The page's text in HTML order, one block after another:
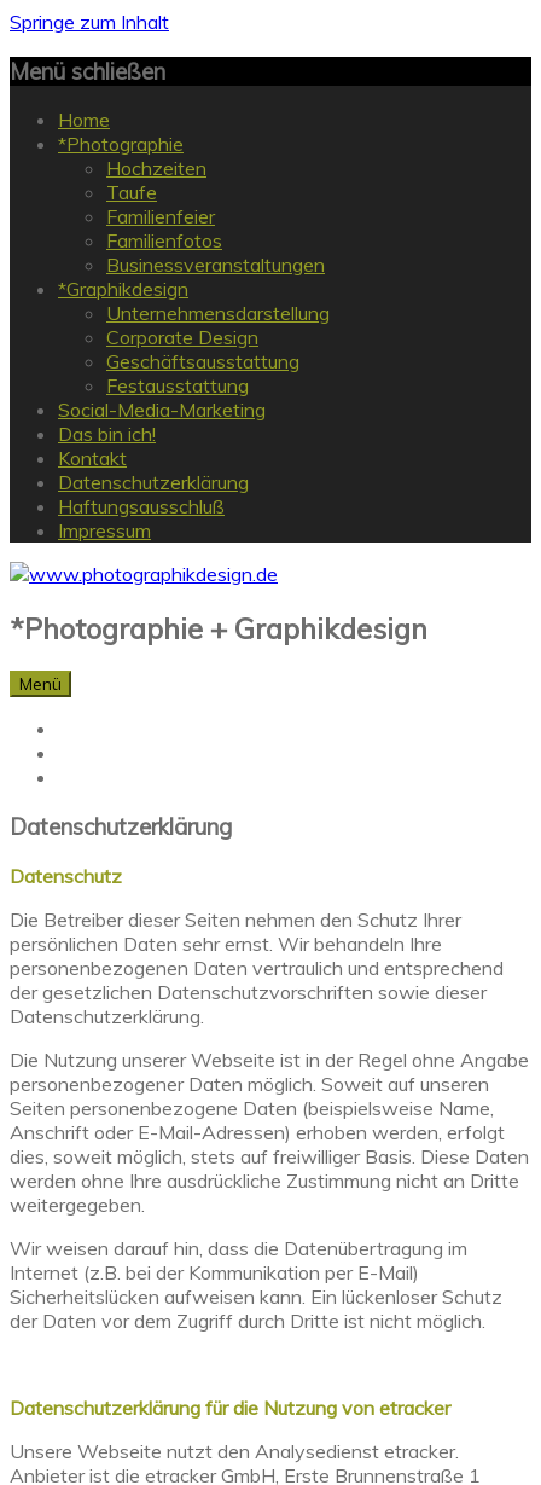
Springe zum Inhalt
Menü schließen
Home
*Photographie
Hochzeiten
Taufe
Familienfeier
Familienfotos
Businessveranstaltungen
*Graphikdesign
Unternehmensdarstellung
Corporate Design
Geschäftsausstattung
Festausstattung
Social-Media-Marketing
Das bin ich!
Kontakt
Datenschutzerklärung
Haftungsausschluß
Impressum
*Photographie + Graphikdesign
Menü
Datenschutzerklärung
Datenschutz
Die Betreiber dieser Seiten nehmen den Schutz Ihrer
persönlichen Daten sehr ernst. Wir behandeln Ihre
personenbezogenen Daten vertraulich und entsprechend
der gesetzlichen Datenschutzvorschriften sowie dieser
Datenschutzerklärung.
Die Nutzung unserer Webseite ist in der Regel ohne Angabe
personenbezogener Daten möglich. Soweit auf unseren
Seiten personenbezogene Daten (beispielsweise Name,
Anschrift oder E-Mail-Adressen) erhoben werden, erfolgt
dies, soweit möglich, stets auf freiwilliger Basis. Diese Daten
werden ohne Ihre ausdrückliche Zustimmung nicht an Dritte
weitergegeben.
Wir weisen darauf hin, dass die Datenübertragung im
Internet (z.B. bei der Kommunikation per E-Mail)
Sicherheitslücken aufweisen kann. Ein lückenloser Schutz
der Daten vor dem Zugriff durch Dritte ist nicht möglich.
Datenschutzerklärung für die Nutzung von etracker
Unsere Webseite nutzt den Analysedienst etracker.
Anbieter ist die etracker GmbH, Erste Brunnenstraße 1